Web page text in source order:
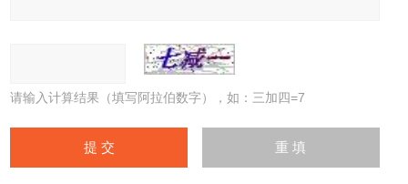
请输入计算结果（填写阿拉伯数字），如：三加四=7